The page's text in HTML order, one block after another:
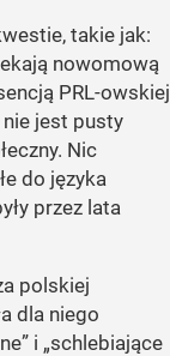
takie jak:
nowomową
PRL-owskiej
nie jest pusty
Nic
do języka
przez lata
polskiej
dla niego
i „schlebiające